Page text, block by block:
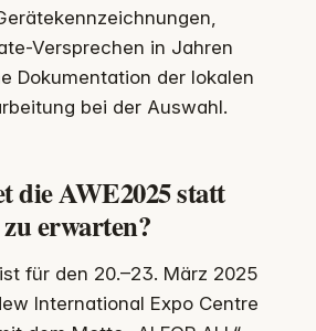
Versprechen in Jahren
Dokumentation der lokalen
bei der Auswahl.
die AWE2025 statt
erwarten?
für den 20.–23. März 2025
International Expo Centre